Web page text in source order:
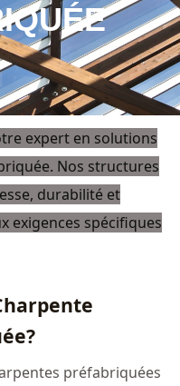
expert en solutions
Nos structures
durabilité et
exigences spécifiques
préfabriquées